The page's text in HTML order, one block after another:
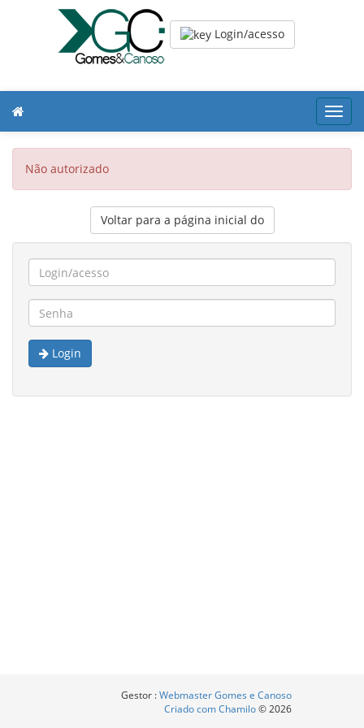
Login/acesso
Não autorizado
Voltar para a página inicial do
Login
Gestor :Webmaster Gomes e Canoso
Criado com Chamilo© 2026